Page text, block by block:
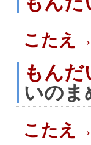
こたえ
もんだ
いのま
こたえ